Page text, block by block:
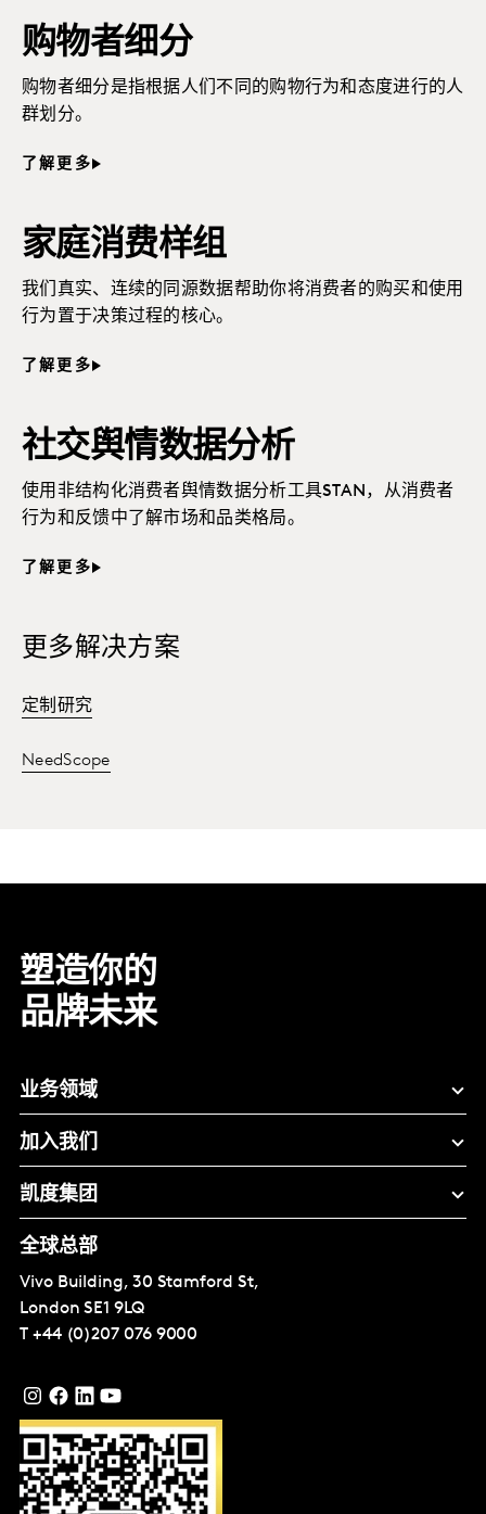
购物者细分
购物者细分是指根据人们不同的购物行为和态度进行的人
群划分。
了解更多
家庭消费样组
我们真实、连续的同源数据帮助你将消费者的购买和使用
行为置于决策过程的核心。
了解更多
社交舆情数据分析
使用非结构化消费者舆情数据分析工具STAN，从消费者
行为和反馈中了解市场和品类格局。
了解更多
更多解决方案
定制研究
NeedScope
塑造你的
品牌未来
业务领域
加入我们
凯度集团
全球总部
Vivo Building, 30 Stamford St,
London SE1 9LQ
T +44 (0)207 076 9000